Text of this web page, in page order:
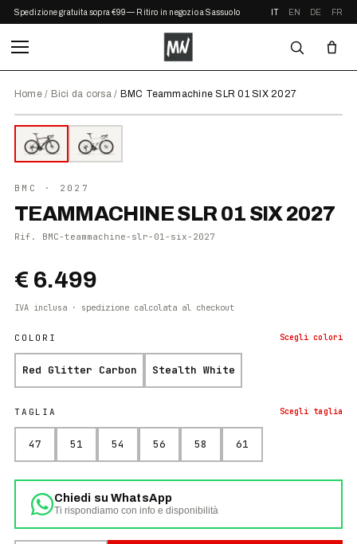
Spedizione gratuita sopra €99 — Ritiro in negozio a Sassuolo IT EN DE FR
Home/ Bici da corsa/ BMC Teammachine SLR 01 SIX 2027
2027 DISPONIBILE
⤢ ZOOM
BMC · 2027
TEAMMACHINE SLR 01 SIX 2027
Rif. BMC-teammachine-slr-01-six-2027
€ 6.499
IVA inclusa · spedizione calcolata al checkout
COLORI Scegli colori
Red Glitter Carbon Stealth White
TAGLIA Scegli taglia
47 51 54 56 58 61
Chiedi su WhatsApp
Ti rispondiamo con info e disponibilità